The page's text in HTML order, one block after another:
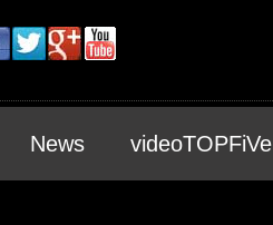
News videoTOPFiVe